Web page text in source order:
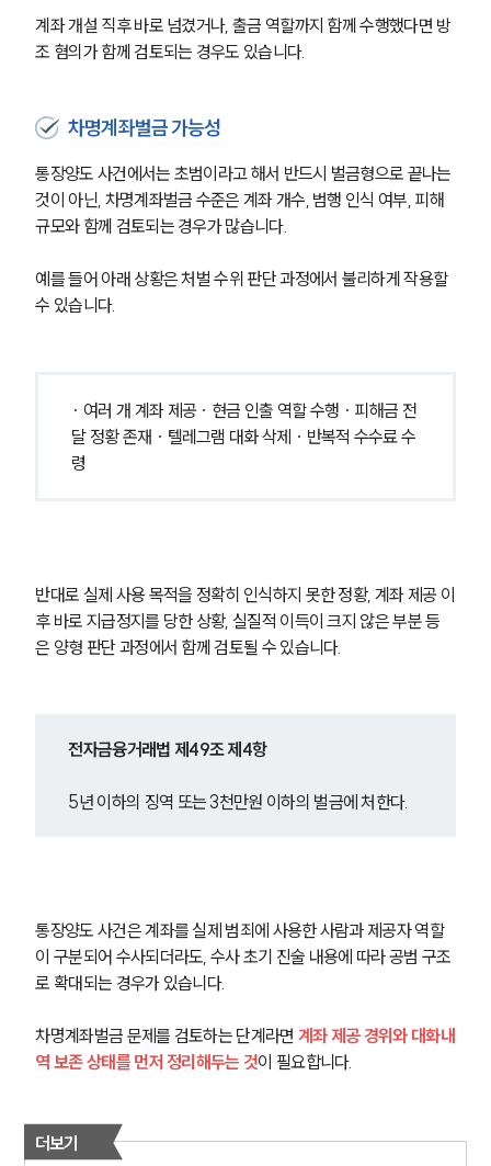
계좌 개설 직후 바로 넘겼거나, 출금 역할까지 함께 수행했다면 방
조 혐의가 함께 검토되는 경우도 있습니다.
차명계좌벌금 가능성
통장양도 사건에서는 초범이라고 해서 반드시 벌금형으로 끝나는
것이 아닌, 차명계좌벌금 수준은 계좌 개수, 범행 인식 여부, 피해
규모와 함께 검토되는 경우가 많습니다.
예를 들어 아래 상황은 처벌 수위 판단 과정에서 불리하게 작용할
수 있습니다.
· 여러 개 계좌 제공 · 현금 인출 역할 수행 · 피해금 전
달 정황 존재 · 텔레그램 대화 삭제 · 반복적 수수료 수
령
반대로 실제 사용 목적을 정확히 인식하지 못한 정황, 계좌 제공 이
후 바로 지급정지를 당한 상황, 실질적 이득이 크지 않은 부분 등
은 양형 판단 과정에서 함께 검토될 수 있습니다.
전자금융거래법 제49조 제4항
5년 이하의 징역 또는 3천만원 이하의 벌금에 처한다.
통장양도 사건은 계좌를 실제 범죄에 사용한 사람과 제공자 역할
이 구분되어 수사되더라도, 수사 초기 진술 내용에 따라 공범 구조
로 확대되는 경우가 있습니다.
차명계좌벌금 문제를 검토하는 단계라면 계좌 제공 경위와 대화내
역 보존 상태를 먼저 정리해두는 것이 필요합니다.
더보기